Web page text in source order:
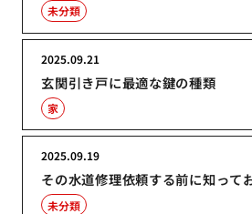
未分類
玄関引き戸に最適な鍵の種類
2025.09.21
家
その水道修理依頼する前に知って
2025.09.19
未分類